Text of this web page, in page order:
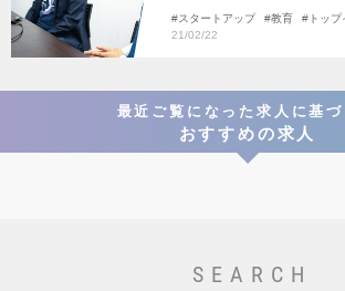
スタートアップ 教育
トッ
21/02/22
最近ご覧になった求人に基づ
おすすめの求人
SEARCH